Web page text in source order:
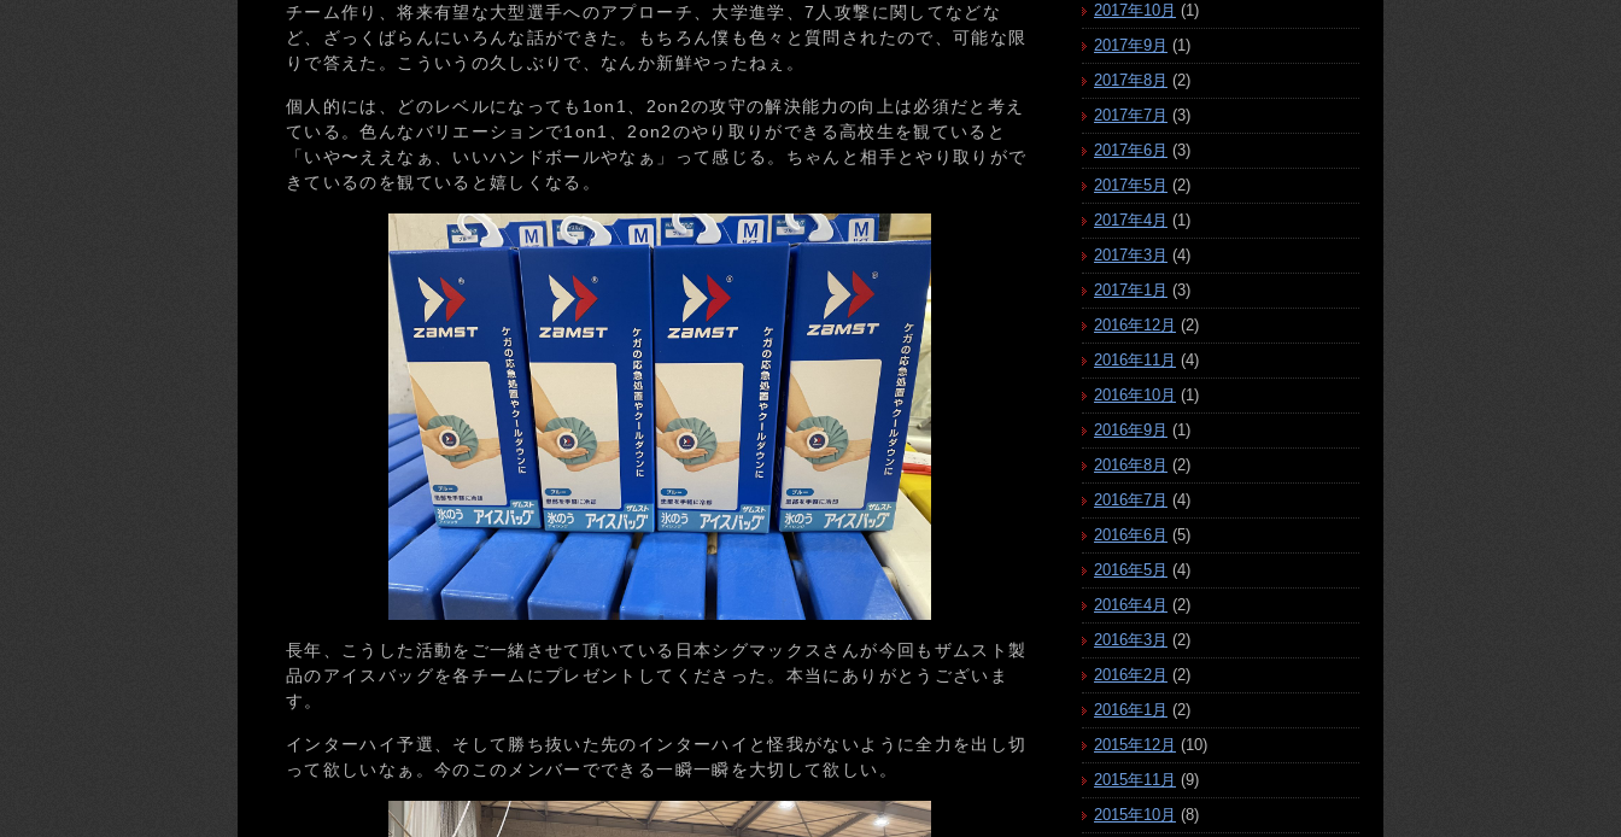
チーム作り、将来有望な大型選手へのアプローチ、大学進学、7人攻撃に関してなどな
ど、ざっくばらんにいろんな話ができた。もちろん僕も色々と質問されたので、可能な限
りで答えた。こういうの久しぶりで、なんか新鮮やったねぇ。
個人的には、どのレベルになっても1on1、2on2の攻守の解決能力の向上は必須だと考え
ている。色んなバリエーションで1on1、2on2のやり取りができる高校生を観ていると
「いや〜ええなぁ、いいハンドボールやなぁ」って感じる。ちゃんと相手とやり取りがで
きているのを観ていると嬉しくなる。
長年、こうした活動をご一緒させて頂いている日本シグマックスさんが今回もザムスト製
品のアイスバッグを各チームにプレゼントしてくださった。本当にありがとうございま
す。
インターハイ予選、そして勝ち抜いた先のインターハイと怪我がないように全力を出し切
って欲しいなぁ。今のこのメンバーでできる一瞬一瞬を大切して欲しい。
2017年10月 (1)
2017年9月 (1)
2017年8月 (2)
2017年7月 (3)
2017年6月 (3)
2017年5月 (2)
2017年4月 (1)
2017年3月 (4)
2017年1月 (3)
2016年12月 (2)
2016年11月 (4)
2016年10月 (1)
2016年9月 (1)
2016年8月 (2)
2016年7月 (4)
2016年6月 (5)
2016年5月 (4)
2016年4月 (2)
2016年3月 (2)
2016年2月 (2)
2016年1月 (2)
2015年12月 (10)
2015年11月 (9)
2015年10月 (8)